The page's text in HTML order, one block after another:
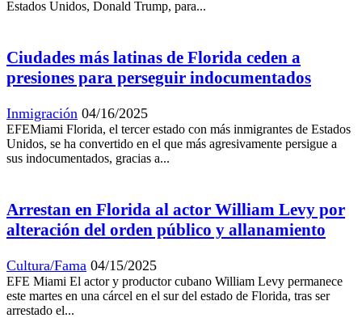
Estados Unidos, Donald Trump, para...
Ciudades más latinas de Florida ceden a
presiones para perseguir indocumentados
Inmigración 04/16/2025
EFEMiami Florida, el tercer estado con más inmigrantes de Estados
Unidos, se ha convertido en el que más agresivamente persigue a
sus indocumentados, gracias a...
Arrestan en Florida al actor William Levy por
alteración del orden público y allanamiento
Cultura/Fama 04/15/2025
EFE Miami El actor y productor cubano William Levy permanece
este martes en una cárcel en el sur del estado de Florida, tras ser
arrestado el...